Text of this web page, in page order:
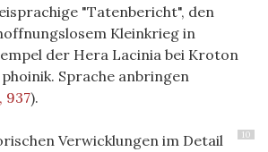
"Tatenbericht", den
Kleinkrieg in
der Hera Lacinia bei Kroton
Sprache anbringen
937).
10
Verwicklungen im Detail